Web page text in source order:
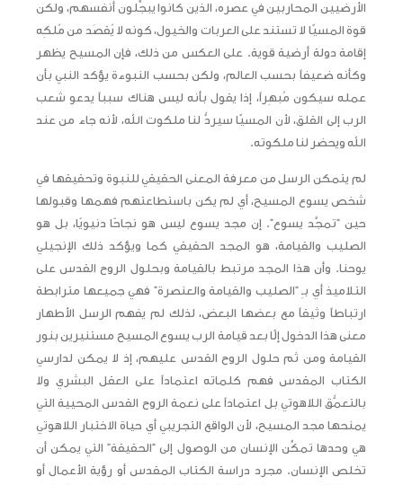
الأرضيين المحاربين في عصره، الذين كانوا يبجِّلون أنفسهم، ولكن
قوة المسيّا لا تستند على العربات والخيول، كونه لا يُقصَد من مُلكِه
إقامة دولة أرضية قوية. على العكس من ذلك، فإن المسيح يظهر
وكأنه ضعيفاً بحسب العالم، ولكن بحسب النبوءة يؤكد النبي بأن
عمله سيكون مُبهِراً، إذا يقول بأنه ليس هناك سبباً يدعو شعب
الرب إلى القلق، لأن المسيّا سيردُّ لنا ملكوت الله، لأنه جاء من عند
الله ويحضر لنا ملكوته.
لم يتمكن الرسل من معرفة المعنى الحقيقي للنبوة وتحقيقها في
شخص يسوع المسيح، أي لم يكن باستطاعتهم فهمها وقبولها
حين “تمجَّد يسوع”. إن مجد يسوع ليس هو نجاحًا دنيويًا، بل هو
الصليب والقيامة، هو المجد الحقيقي كما ويؤكد ذلك الإنجيلي
يوحنا. وأن هذا المجد مرتبط بالقيامة وبحلول الروح القدس على
التلاميذ أي بـِ “الصليب والقيامة والعنصرة” فهي جميعها مترابطة
ارتباطاً وثيقاً مع بعضها البعض، لذلك لم يفهم الرسل الأطهار
معنى هذا الدخول إلّا بعد قيامة الرب يسوع المسيح مستنيرين بنور
القيامة ومن ثم حلول الروح القدس عليهم، إذ لا يمكن لدارسي
الكتاب المقدس فهم كلماته اعتماداً على العقل البشري ولا
بالتعمُّق اللاهوتي بل اعتماداً على نعمة الروح القدس المحيية التي
يمنحها مجد المسيح، لأن الواقع التجريبي أي حياة الاختبار اللاهوتي
هي وحدها تمكِّن الإنسان من الوصول إلى “الحقيقة” التي يمكن أن
تخلص الإنسان. مجرد دراسة الكتاب المقدس أو رؤية الأعمال أو